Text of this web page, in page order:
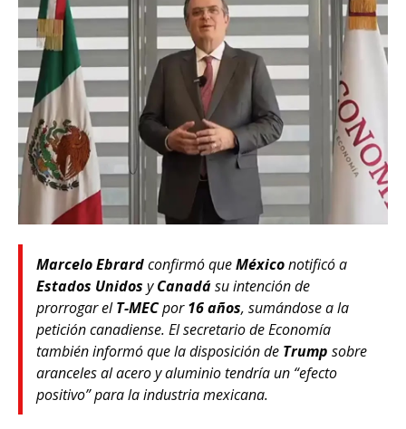
Marcelo Ebrardconfirmó queMéxiconotificó a
Estados Unidos yCanadásu intención de
prorrogar elT-MECpor16 años, sumándose a la
petición canadiense. El secretario de Economía
también informó que la disposición de Trump sobre
aranceles al acero y aluminio tendría un “efecto
positivo” para la industria mexicana.